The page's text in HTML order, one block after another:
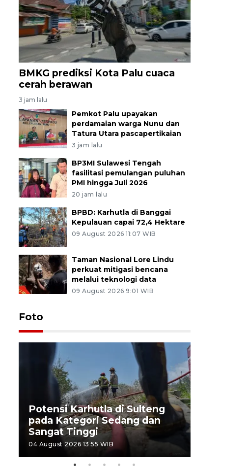
BMKG prediksi Kota Palu cuaca
cerah berawan
3 jam lalu
Pemkot Palu upayakan
perdamaian warga Nunu dan
Tatura Utara pascapertikaian
3 jam lalu
BP3MI Sulawesi Tengah
fasilitasi pemulangan puluhan
PMI hingga Juli 2026
20 jam lalu
BPBD: Karhutla di Banggai
Kepulauan capai 72,4 Hektare
09 August 2026 11:07 WIB
Taman Nasional Lore Lindu
perkuat mitigasi bencana
melalui teknologi data
09 August 2026 9:01 WIB
Foto
Potensi Karhutla di Sulteng
pada Kategori Sedang dan
Sangat Tinggi
04 August 2026 13:55 WIB